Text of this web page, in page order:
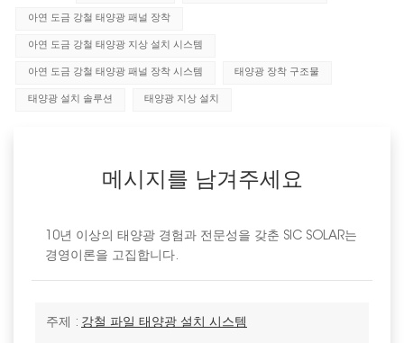
아연 도금 강철 태양광 패널 장착
아연 도금 강철 태양광 지상 설치 시스템
아연 도금 강철 태양광 패널 장착 시스템 태양광 장착 구조물
태양광 설치 솔루션 태양광 지상 설치
메시지를 남겨주세요
10년 이상의 태양광 경험과 전문성을 갖춘 SIC SOLAR는
경영이론을 고집합니다.
주제 : 강철 파일 태양광 설치 시스템